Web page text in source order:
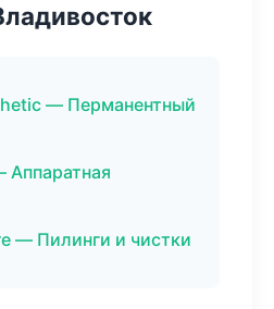
— Перманентный
— Пилинги и чистки